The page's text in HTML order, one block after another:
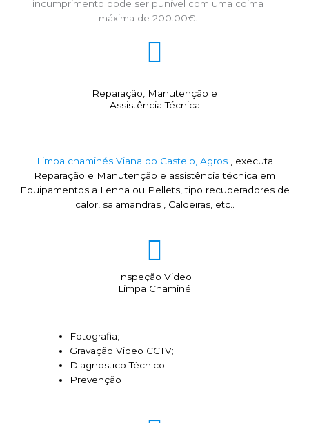
incumprimento pode ser punível com uma coima
máxima de 200.00€.
Reparação, Manutenção e
Assistência Técnica
Limpa chaminés Viana do Castelo, Agros , executa
Reparação e Manutenção e assistência técnica em
Equipamentos a Lenha ou Pellets, tipo recuperadores de
calor, salamandras , Caldeiras, etc..
Inspeção Video
Limpa Chaminé
Fotografia;
Gravação Video CCTV;
Diagnostico Técnico;
Prevenção